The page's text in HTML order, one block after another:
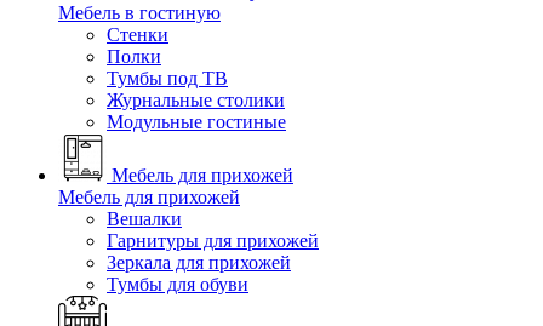
Мебель в гостиную
Стенки
Полки
Тумбы под ТВ
Журнальные столики
Модульные гостиные
Мебель для прихожей
Мебель для прихожей
Вешалки
Гарнитуры для прихожей
Зеркала для прихожей
Тумбы для обуви